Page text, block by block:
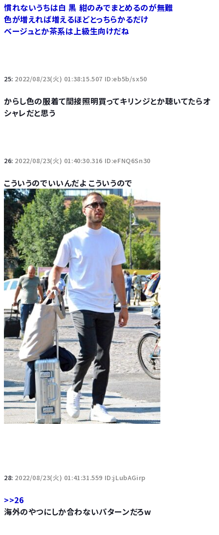
慣れないうちは白 黒 紺のみでまとめるのが無難
色が増えれば増えるほどとっちらかるだけ
ベージュとか茶系は上級生向けだね
25: 2022/08/23(火) 01:38:15.507 ID:eb5b/sx50
からし色の服着て間接照明買ってキリンジとか聴いてたらオ
シャレだと思う
26: 2022/08/23(火) 01:40:30.316 ID:eFNQ6Sn30
こういうのでいいんだよ こういうので
28: 2022/08/23(火) 01:41:31.559 ID:jLubAGirp
>>26
海外のやつにしか合わないパターンだろw